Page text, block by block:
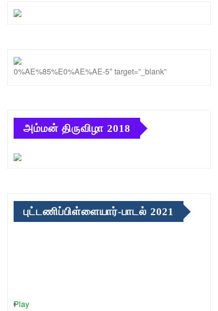
0%AE%85%E0%AE%AE-5″ target=”_blank”
அம்மன் திருவிழா 2018
புட்டணிப்பிள்ளையார்-பாடல் 2021
Play